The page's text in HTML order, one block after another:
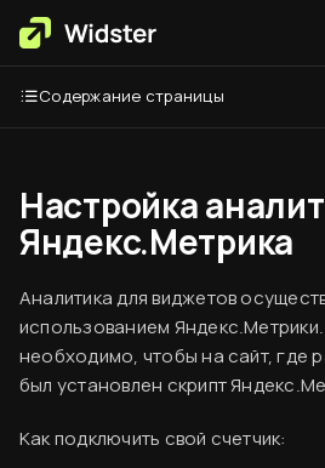
Настройка
Яндекс.Метрика
Аналитика для виджетов
использованием
необходимо, чтобы на сайт, где
был установлен скрипт
Как подключить свой счетчик:
Содержание страницы